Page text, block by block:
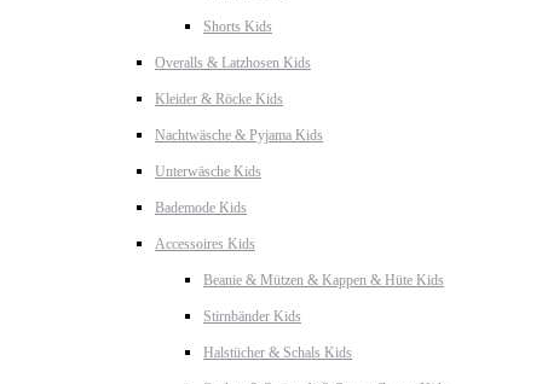
Shorts Kids
Overalls & Latzhosen Kids
Kleider & Röcke Kids
Nachtwäsche & Pyjama Kids
Unterwäsche Kids
Bademode Kids
Accessoires Kids
Beanie & Mützen & Kappen & Hüte Kids
Stirnbänder Kids
Halstücher & Schals Kids